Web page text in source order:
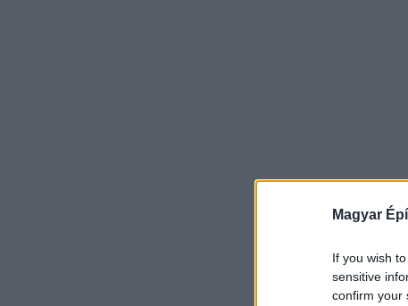
Magyar
If you wish
sensitive
confirm your